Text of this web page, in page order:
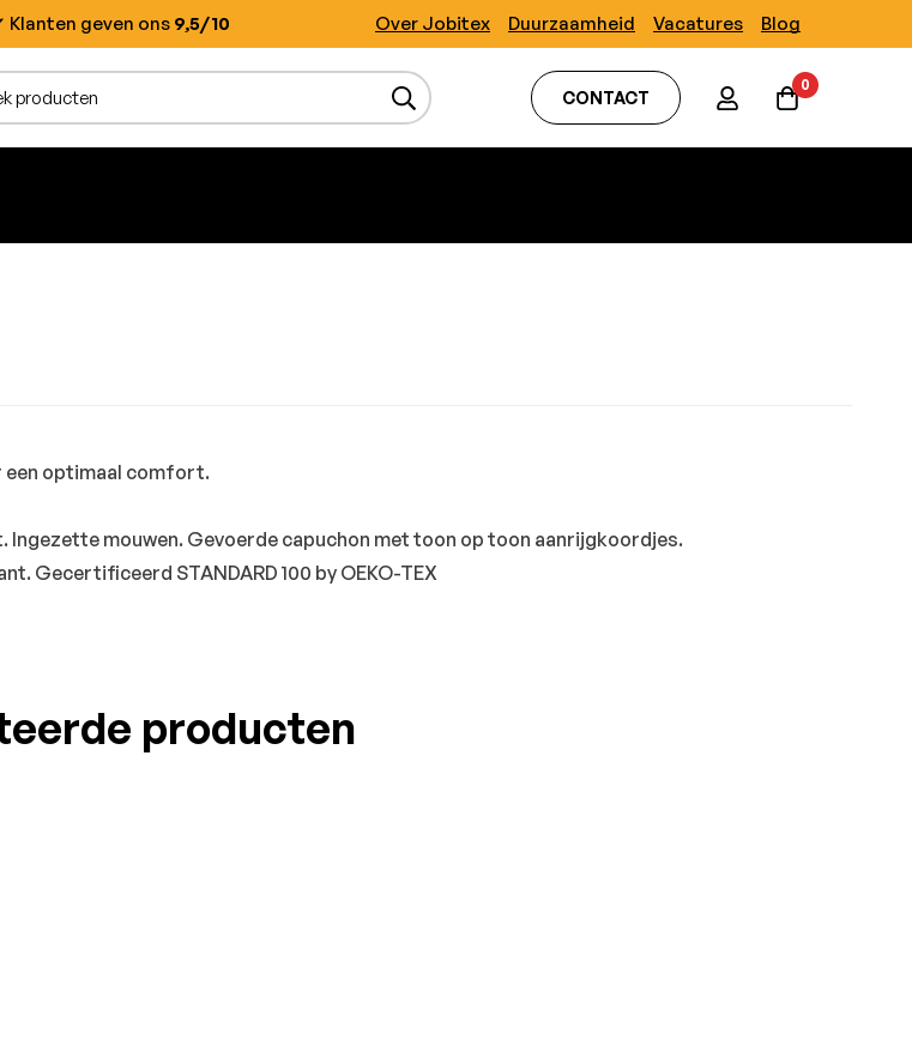
Klanten geven ons 9,5/10 Over Jobitex Duurzaamheid Vacatures Blog
CONTACT
0
een optimaal comfort.
mouwen. Gevoerde capuchon met toon op toon aanrijgkoordjes.
Gecertificeerd STANDARD 100 by OEKO-TEX
producten